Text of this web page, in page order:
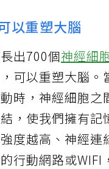
以重塑大腦
出700個神經細
，可以重塑大腦。
時，神經細胞之
，使我們擁有記
度越高、神經連
行動網路或WIFI